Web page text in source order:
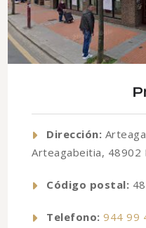
Dirección:
Arteagabeitia, 48902
Código postal:
Telefono: 944 99